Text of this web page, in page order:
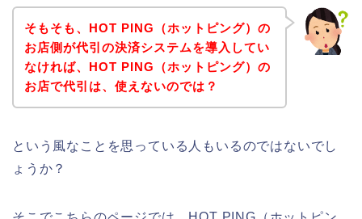
そもそも、HOT PING（ホットピング）の
お店側が代引の決済システムを導入してい
なければ、HOT PING（ホットピング）の
お店で代引は、使えないのでは？
という風なことを思っている人もいるのではないでし
ょうか？